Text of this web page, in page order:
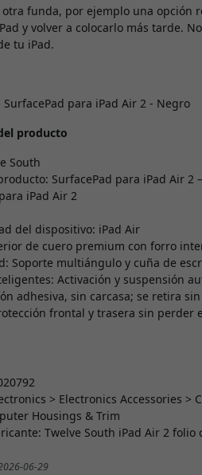
otra funda, por ejemplo una opción
y volver a colocarlo más tarde.
tu iPad.
SurfacePad para iPad Air 2 - Negro
producto
South
SurfacePad para iPad Air
iPad Air 2
del dispositivo: iPad Air
de cuero premium con forro
Soporte multiángulo y cuña de
Activación y suspensión
adhesiva, sin carcasa; se retira
frontal y trasera sin perder
> Electronics Accessories
Housings & Trim
Twelve South iPad Air 2
06-29